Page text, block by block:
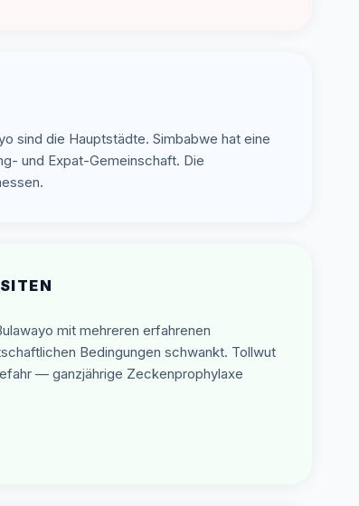
sind die Hauptstädte. Simbabwe hat eine
und Expat-Gemeinschaft. Die
mit mehreren erfahrenen
Bedingungen schwankt. Tollwut
— ganzjährige Zeckenprophylaxe